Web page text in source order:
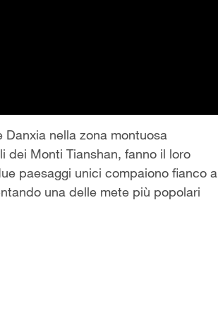
Danxia nella zona montuosa
dei Monti Tianshan, fanno il loro
paesaggi unici compaiono fianco a
una delle mete più popolari